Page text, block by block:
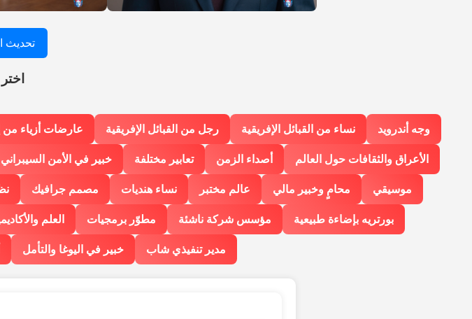
تحديث
عارضات أزياء من رجل من القبائل الإفريقية نساء من القبائل الإفريقية وجه أندرويد
خبير في الأمن السيبراني تعابير مختلفة أصداء الزمن الأعراق والثقافات حول العالم
مصمم جرافيك نساء هنديات عالم مختبر محامٍ وخبير مالي موسيقي
العلم مطوّر برمجيات مؤسس شركة ناشئة بورتريه بإضاءة طبيعية
خبير في اليوغا والتأمل مدير تنفيذي شاب